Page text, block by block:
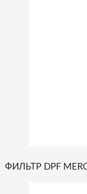
ФИЛЬТР DPF